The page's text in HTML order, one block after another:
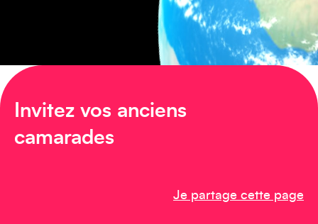
Invitez vos anciens
camarades
Je partage cette page
Afrique